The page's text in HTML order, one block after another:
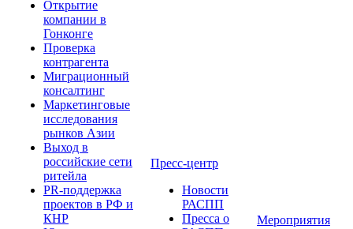
Открытие
компании в
Гонконге
Проверка
контрагента
Миграционный
консалтинг
Маркетинговые
исследования
рынков Азии
Выход в
российские сети
ритейла
PR-поддержка
проектов в РФ и
КНР
Пресс-центр
Новости
РАСПП
Пресса о
Мероприятия